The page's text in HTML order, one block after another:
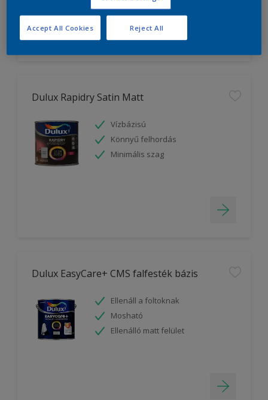
Dulux Rapidry Satin Matt
Vízbázisú
Könnyű felhordás
Minimális szag
Dulux EasyCare+ CMS falfesték bázis
Ellenáll a foltoknak
Mosható
Ellenálló matt felület
Reject All
Accept All Cookies